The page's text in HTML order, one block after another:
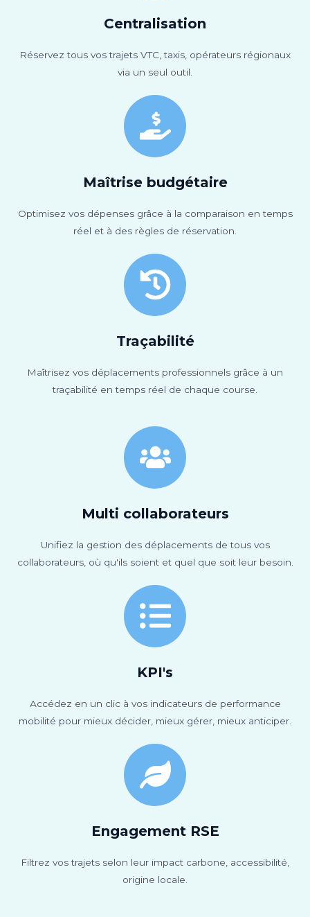
Centralisation
Réservez tous vos trajets VTC, taxis, opérateurs régionaux
via un seul outil.
Maîtrise budgétaire
Optimisez vos dépenses grâce à la comparaison en temps
réel et à des règles de réservation.
Traçabilité
Maîtrisez vos déplacements professionnels grâce à un
traçabilité en temps réel de chaque course.
Multi collaborateurs
Unifiez la gestion des déplacements de tous vos
collaborateurs, où qu'ils soient et quel que soit leur besoin.
KPI's
Accédez en un clic à vos indicateurs de performance
mobilité pour mieux décider, mieux gérer, mieux anticiper.
Engagement RSE
Filtrez vos trajets selon leur impact carbone, accessibilité,
origine locale.